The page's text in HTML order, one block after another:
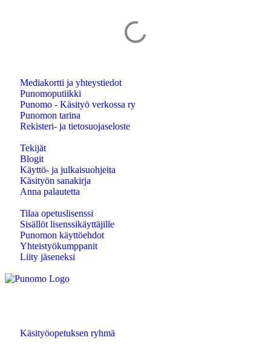
Mediakortti ja yhteystiedot
Punomoputiikki
Punomo - Käsityö verkossa ry
Punomon tarina
Rekisteri- ja tietosuojaseloste
Tekijät
Blogit
Käyttö- ja julkaisuohjeita
Käsityön sanakirja
Anna palautetta
Tilaa opetuslisenssi
Sisällöt lisenssikäyttäjille
Punomon käyttöehdot
Yhteistyökumppanit
Liity jäseneksi
Käsityöopetuksen ryhmä